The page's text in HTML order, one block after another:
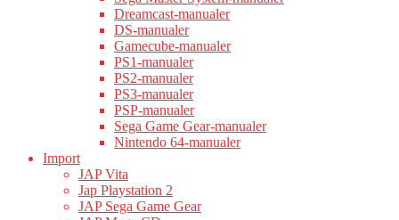
Dreamcast-manualer
DS-manualer
Gamecube-manualer
PS1-manualer
PS2-manualer
PS3-manualer
PSP-manualer
Sega Game Gear-manualer
Nintendo 64-manualer
Import
JAP Vita
Jap Playstation 2
JAP Sega Game Gear